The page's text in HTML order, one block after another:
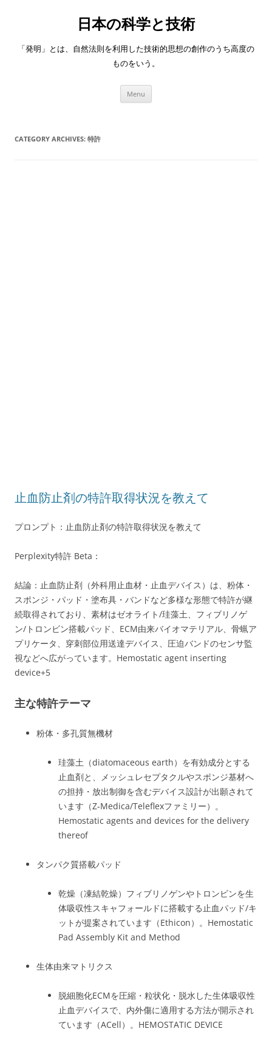
日本の科学と技術
「発明」とは、自然法則を利用した技術的思想の創作のうち高度の
ものをいう。
Menu
CATEGORY ARCHIVES: 特許
止血防止剤の特許取得状況を教えて
プロンプト：止血防止剤の特許取得状況を教えて
Perplexity特許 Beta：
結論：止血防止剤（外科用止血材・止血デバイス）は、粉体・
スポンジ・パッド・塗布具・バンドなど多様な形態で特許が継
続取得されており、素材はゼオライト/珪藻土、フィブリノゲ
ン/トロンビン搭載パッド、ECM由来バイオマテリアル、骨蝋ア
プリケータ、穿刺部位用送達デバイス、圧迫バンドのセンサ監
視などへ広がっています。 Hemostatic agent inserting
device+5
主な特許テーマ
粉体・多孔質無機材
珪藻土（diatomaceous earth）を有効成分とする
止血剤と、メッシュレセプタクルやスポンジ基材へ
の担持・放出制御を含むデバイス設計が出願されて
います（Z‑Medica/Teleflexファミリー）。
Hemostatic agents and devices for the delivery
thereof
タンパク質搭載パッド
乾燥（凍結乾燥）フィブリノゲンやトロンビンを生
体吸収性スキャフォールドに搭載する止血パッド/キ
ットが提案されています（Ethicon）。 Hemostatic
Pad Assembly Kit and Method
生体由来マトリクス
脱細胞化ECMを圧縮・粒状化・脱水した生体吸収性
止血デバイスで、内外傷に適用する方法が開示され
ています（ACell）。 HEMOSTATIC DEVICE